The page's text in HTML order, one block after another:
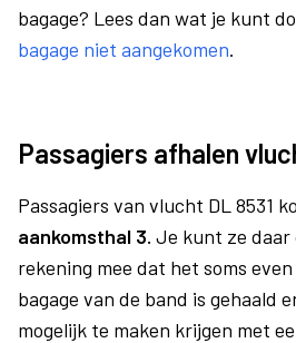
bagage? Lees dan wat je kunt
bagage niet aangekomen.
Passagiers afhalen
Passagiers van vlucht DL 8531
aankomsthal 3. Je kunt ze daar
rekening mee dat het soms
bagage van de band is gehaald
mogelijk te maken krijgen met